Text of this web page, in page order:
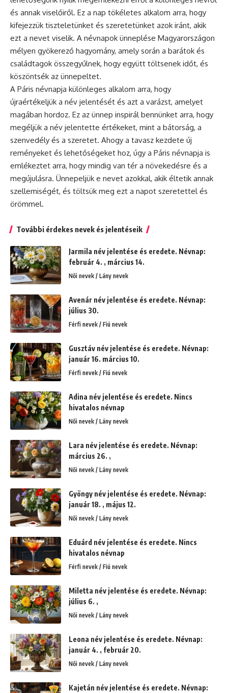
és annak viselőiről. Ez a nap tökéletes alkalom arra, hogy
kifejezzük tiszteletünket és szeretetünket azok iránt, akik
ezt a nevet viselik. A névnapok ünneplése Magyarországon
mélyen gyökerező hagyomány, amely során a barátok és
családtagok összegyűlnek, hogy együtt töltsenek időt, és
köszöntsék az ünnepeltet.
A Páris névnapja különleges alkalom arra, hogy
újraértékeljük a név jelentését és azt a varázst, amelyet
magában hordoz. Ez az ünnep inspirál bennünket arra, hogy
megéljük a név jelentette értékeket, mint a bátorság, a
szenvedély és a szeretet. Ahogy a tavasz kezdete új
reményeket és lehetőségeket hoz, úgy a Páris névnapja is
emlékeztet arra, hogy mindig van tér a növekedésre és a
megújulásra. Ünnepeljük e nevet azokkal, akik éltetik annak
szellemiségét, és töltsük meg ezt a napot szeretettel és
örömmel.
További érdekes nevek és jelentéseik
Jarmila név jelentése és eredete. Névnap:
február 4. , március 14.
Női nevek / Lány nevek
Avenár név jelentése és eredete. Névnap:
július 30.
Férfi nevek / Fiú nevek
Gusztáv név jelentése és eredete. Névnap:
január 16. március 10.
Férfi nevek / Fiú nevek
Adina név jelentése és eredete. Nincs
hivatalos névnap
Női nevek / Lány nevek
Lara név jelentése és eredete. Névnap:
március 26. ,
Női nevek / Lány nevek
Gyöngy név jelentése és eredete. Névnap:
január 18. , május 12.
Női nevek / Lány nevek
Eduárd név jelentése és eredete. Nincs
hivatalos névnap
Férfi nevek / Fiú nevek
Miletta név jelentése és eredete. Névnap:
július 6. ,
Női nevek / Lány nevek
Leona név jelentése és eredete. Névnap:
január 4. , február 20.
Női nevek / Lány nevek
Kajetán név jelentése és eredete. Névnap: